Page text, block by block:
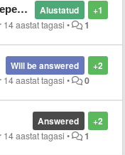
+1
Alustatud
14 aastat tagasi • 1
+2
Will be answered
14 aastat tagasi • 0
+2
Answered
14 aastat tagasi • 1